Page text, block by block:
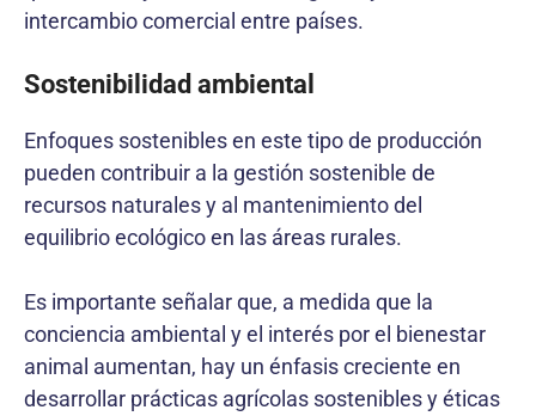
intercambio comercial entre países.
Sostenibilidad ambiental
Enfoques sostenibles en este tipo de producción
pueden contribuir a la gestión sostenible de
recursos naturales y al mantenimiento del
equilibrio ecológico en las áreas rurales.
Es importante señalar que, a medida que la
conciencia ambiental y el interés por el bienestar
animal aumentan, hay un énfasis creciente en
desarrollar prácticas agrícolas sostenibles y éticas